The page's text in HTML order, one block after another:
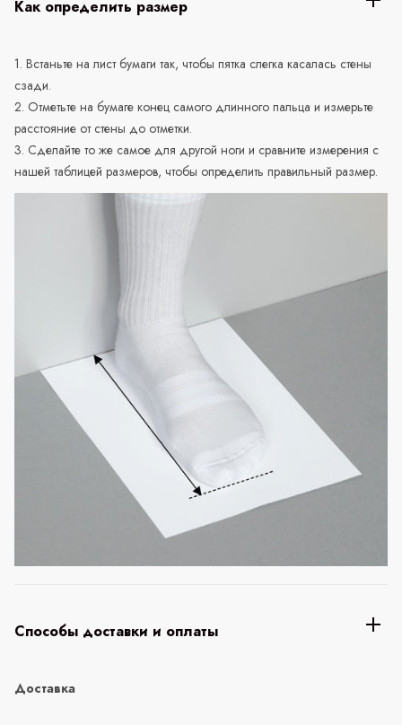
Как определить размер
1. Встаньте на лист бумаги так, чтобы пятка слегка касалась стены
сзади.
2. Отметьте на бумаге конец самого длинного пальца и измерьте
расстояние от стены до отметки.
3. Сделайте то же самое для другой ноги и сравните измерения с
нашей таблицей размеров, чтобы определить правильный размер.
Способы доставки и оплаты
Доставка